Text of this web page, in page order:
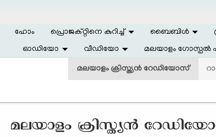
ഹോം പ്രൊജക്റ്റിനെ കുറിച്ച് ബൈബിള്‍
മലയാളം ക്രിസ്ത്യന്‍ റേഡിയോസ്
ഓഡിയോ
വീഡിയോ മലയാളം ഗോസ്പൽ
മലയാളം ക്രിസ്ത്യന്‍